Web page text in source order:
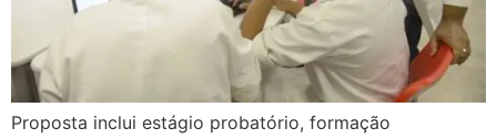
Proposta inclui estágio probatório, formação